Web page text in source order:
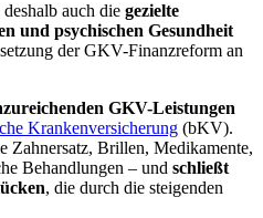
auch die gezielte
und psychischen Gesundheit
der GKV-Finanzreform an
GKV-Leistungen
Krankenversicherung (bKV).
Zahnersatz, Brillen, Medikamente,
Behandlungen – und schließt
, die durch die steigenden